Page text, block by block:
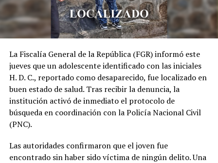
UP NEXT
Meta AI alcanza los mil millones de usuarios mensuales,
según Zuckerberg
DON'T MISS
Desbaratan presunta célula de Tren de Aragua en
Argentina
La Fiscalía General de la República (FGR) informó este
jueves que un adolescente identificado con las iniciales
H. D. C., reportado como desaparecido, fue localizado en
buen estado de salud. Tras recibir la denuncia, la
institución activó de inmediato el protocolo de
búsqueda en coordinación con la Policía Nacional Civil
(PNC).
Las autoridades confirmaron que el joven fue
encontrado sin haber sido víctima de ningún delito. Una